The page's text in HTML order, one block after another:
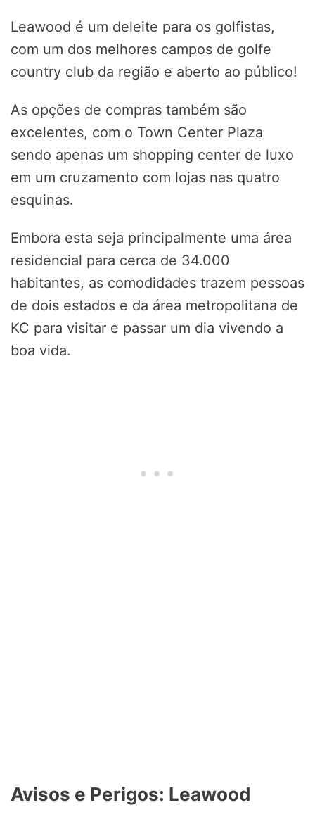
Leawood é um deleite para os golfistas,
com um dos melhores campos de golfe
country club da região e aberto ao público!
As opções de compras também são
excelentes, com o Town Center Plaza
sendo apenas um shopping center de luxo
em um cruzamento com lojas nas quatro
esquinas.
Embora esta seja principalmente uma área
residencial para cerca de 34.000
habitantes, as comodidades trazem pessoas
de dois estados e da área metropolitana de
KC para visitar e passar um dia vivendo a
boa vida.
Avisos e Perigos: Leawood